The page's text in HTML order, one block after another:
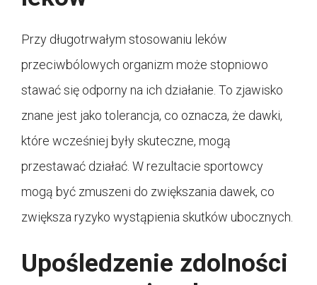
Przy długotrwałym stosowaniu leków
przeciwbólowych organizm może stopniowo
stawać się odporny na ich działanie. To zjawisko
znane jest jako tolerancja, co oznacza, że dawki,
które wcześniej były skuteczne, mogą
przestawać działać. W rezultacie sportowcy
mogą być zmuszeni do zwiększania dawek, co
zwiększa ryzyko wystąpienia skutków ubocznych.
Upośledzenie zdolności